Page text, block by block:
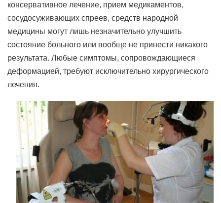
консервативное лечение, прием медикаментов,
сосудосуживающих спреев, средств народной
медицины могут лишь незначительно улучшить
состояние больного или вообще не принести никакого
результата. Любые симптомы, сопровождающиеся
деформацией, требуют исключительно хирургического
лечения.